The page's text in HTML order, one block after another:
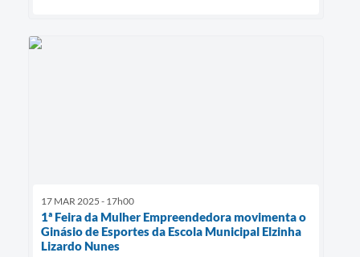
17 MAR 2025 - 17h00
1ª Feira da Mulher Empreendedora movimenta o
Ginásio de Esportes da Escola Municipal Elzinha
Lizardo Nunes